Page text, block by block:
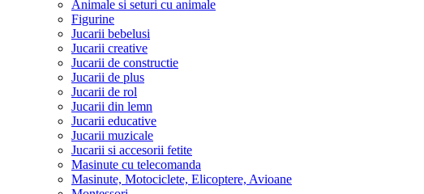
Animale si seturi cu animale
Figurine
Jucarii bebelusi
Jucarii creative
Jucarii de constructie
Jucarii de plus
Jucarii de rol
Jucarii din lemn
Jucarii educative
Jucarii muzicale
Jucarii si accesorii fetite
Masinute cu telecomanda
Masinute, Motociclete, Elicoptere, Avioane